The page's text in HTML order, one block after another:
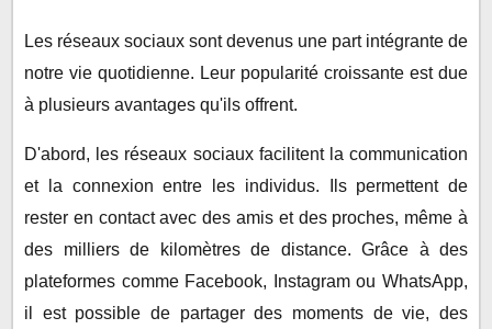
Les réseaux sociaux sont devenus une part intégrante de
notre vie quotidienne. Leur popularité croissante est due
à plusieurs avantages qu'ils offrent.
D'abord, les réseaux sociaux facilitent la communication
et la connexion entre les individus. Ils permettent de
rester en contact avec des amis et des proches, même à
des milliers de kilomètres de distance. Grâce à des
plateformes comme Facebook, Instagram ou WhatsApp,
il est possible de partager des moments de vie, des